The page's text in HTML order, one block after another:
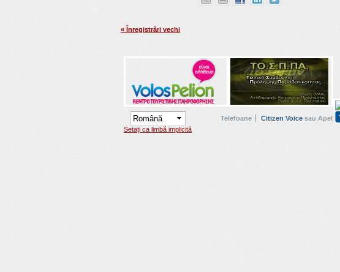
« Înregistrări vechi
Setați ca limbă implicită
Telefoane Citizen Voice sau Apel